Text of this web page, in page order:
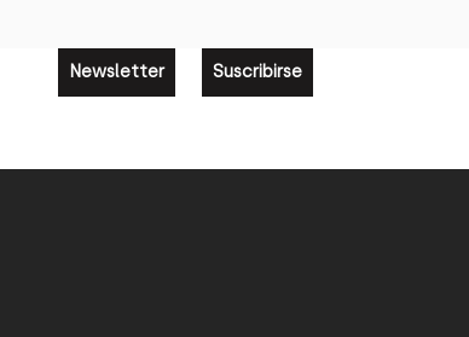
Newsletter Suscribirse